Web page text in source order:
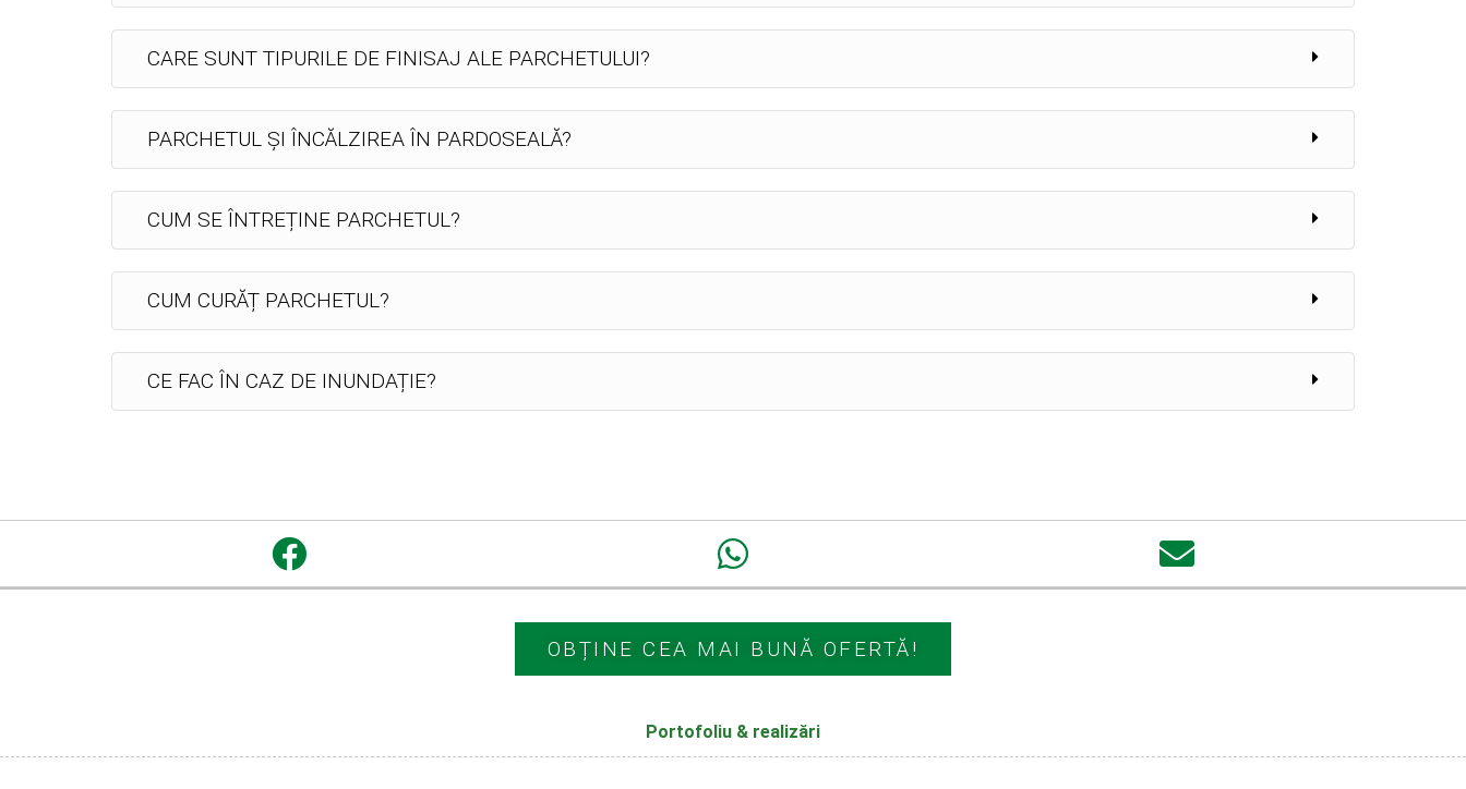
CARE SUNT TIPURILE DE FINISAJ ALE PARCHETULUI?
PARCHETUL ȘI ÎNCĂLZIREA ÎN PARDOSEALĂ?
CUM SE ÎNTREȚINE PARCHETUL?
CUM CURĂȚ PARCHETUL?
CE FAC ÎN CAZ DE INUNDAȚIE?
OBȚINE CEA MAI BUNĂ OFERTĂ!
Portofoliu & realizări